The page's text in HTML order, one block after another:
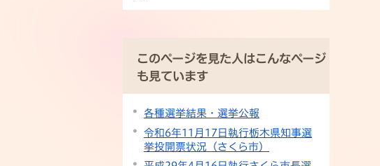
このページを見た人はこんなページ
も見ています
各種選挙結果・選挙公報
令和6年11月17日執行栃木県知事選
挙投開票状況（さくら市）